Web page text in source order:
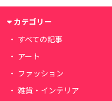
カテゴリー
すべての記事
アート
ファッション
雑貨・インテリア